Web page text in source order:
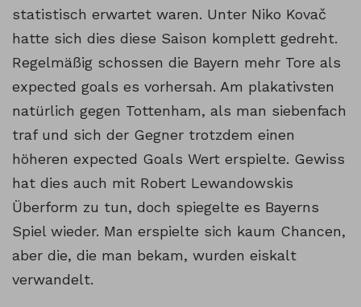
statistisch erwartet waren. Unter Niko Kovač
hatte sich dies diese Saison komplett gedreht.
Regelmäßig schossen die Bayern mehr Tore als
expected goals es vorhersah. Am plakativsten
natürlich gegen Tottenham, als man siebenfach
traf und sich der Gegner trotzdem einen
höheren expected Goals Wert erspielte. Gewiss
hat dies auch mit Robert Lewandowskis
Überform zu tun, doch spiegelte es Bayerns
Spiel wieder. Man erspielte sich kaum Chancen,
aber die, die man bekam, wurden eiskalt
verwandelt.